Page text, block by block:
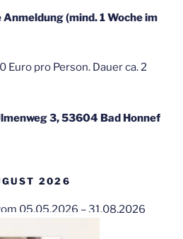
(mind. 1 Woche im
Euro pro Person. Dauer ca. 2
3, 53604 Bad Honnef
2026
05.05.2026 – 31.08.2026